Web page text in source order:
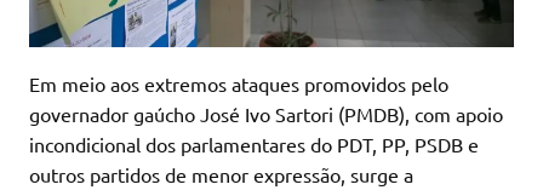
Em meio aos extremos ataques promovidos pelo
governador gaúcho José Ivo Sartori (PMDB), com apoio
incondicional dos parlamentares do PDT, PP, PSDB e
outros partidos de menor expressão, surge a